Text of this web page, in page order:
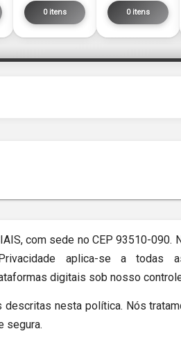
0 itens 0 itens
com sede no CEP 93510-
aplica-se a todas
digitais sob nosso
nesta política. Nós
segura.